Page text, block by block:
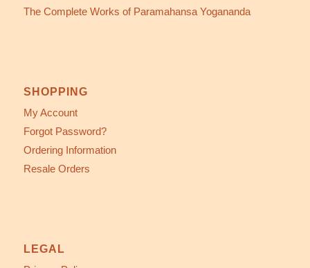
The Complete Works of Paramahansa Yogananda
SHOPPING
My Account
Forgot Password?
Ordering Information
Resale Orders
LEGAL